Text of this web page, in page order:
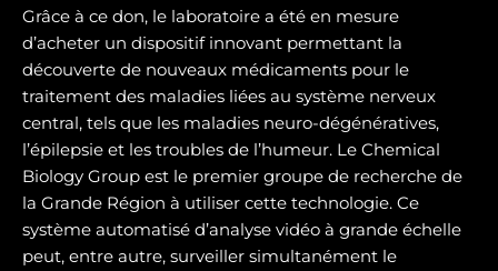
Grâce à ce don, le laboratoire a été en mesure
d’acheter un dispositif innovant permettant la
découverte de nouveaux médicaments pour le
traitement des maladies liées au système nerveux
central, tels que les maladies neuro-dégénératives,
l’épilepsie et les troubles de l’humeur. Le Chemical
Biology Group est le premier groupe de recherche de
la Grande Région à utiliser cette technologie. Ce
système automatisé d’analyse vidéo à grande échelle
peut, entre autre, surveiller simultanément le